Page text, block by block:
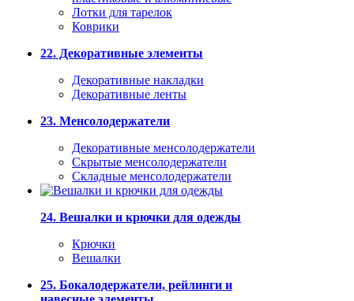
Лотки для тарелок
Коврики
22. Декоративные элементы
Декоративные накладки
Декоративные ленты
23. Менсолодержатели
Декоративные менсолодержатели
Скрытые менсолодержатели
Складные менсолодержатели
24. Вешалки и крючки для одежды
Крючки
Вешалки
25. Бокалодержатели, рейлинги и